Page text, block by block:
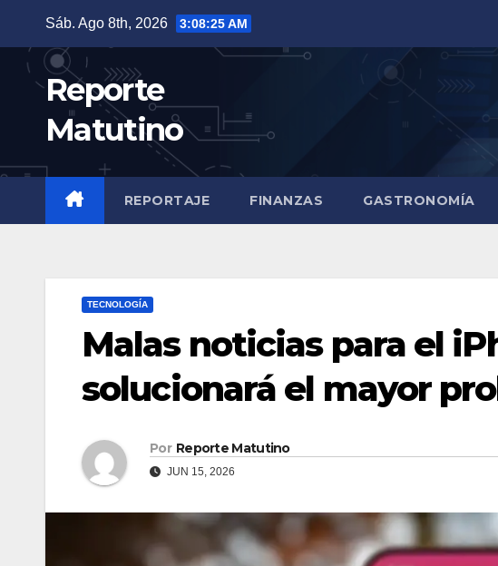
contenido
Sáb. Ago 8th, 2026 3:08:27 AM
Reporte
Matutino
REPORTAJE FINANZAS GASTRONOMÍA
TECNOLOGÍA
Malas noticias para el
solucionará el mayor
Por Reporte Matutino
JUN 15, 2026